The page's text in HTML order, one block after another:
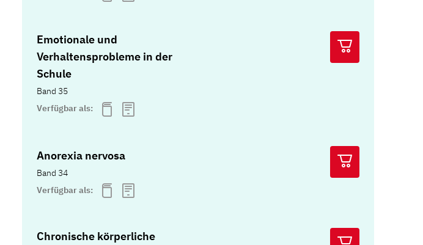
Emotionale und
Verhaltensprobleme in der
Schule
Band 35
Verfügbar als:
Anorexia nervosa
Band 34
Verfügbar als:
Chronische körperliche